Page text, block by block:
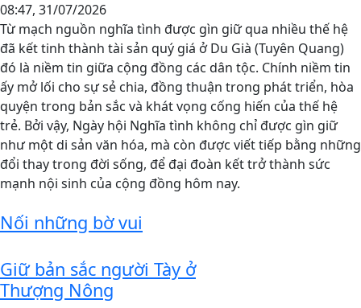
08:47, 31/07/2026
Từ mạch nguồn nghĩa tình được gìn giữ qua nhiều thế hệ
đã kết tinh thành tài sản quý giá ở Du Già (Tuyên Quang)
đó là niềm tin giữa cộng đồng các dân tộc. Chính niềm tin
ấy mở lối cho sự sẻ chia, đồng thuận trong phát triển, hòa
quyện trong bản sắc và khát vọng cống hiến của thế hệ
trẻ. Bởi vậy, Ngày hội Nghĩa tình không chỉ được gìn giữ
như một di sản văn hóa, mà còn được viết tiếp bằng những
đổi thay trong đời sống, để đại đoàn kết trở thành sức
mạnh nội sinh của cộng đồng hôm nay.
Nối những bờ vui
Giữ bản sắc người Tày ở
Thượng Nông